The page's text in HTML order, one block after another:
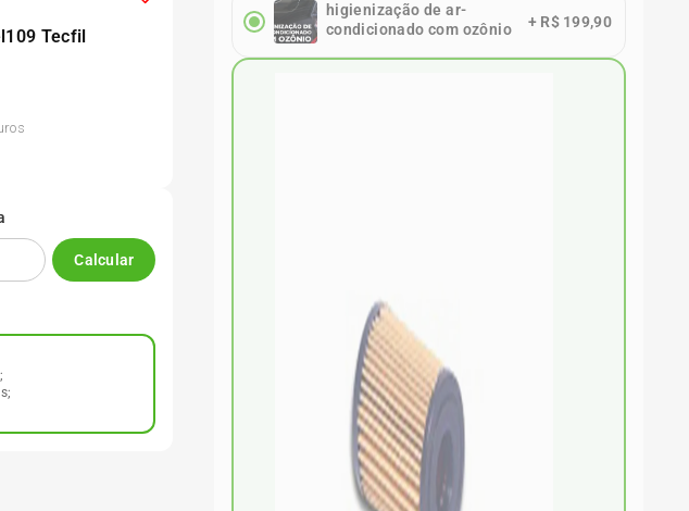
Tecfil
Calcular
higienização de ar-
condicionado com ozônio
+ R$ 199,90